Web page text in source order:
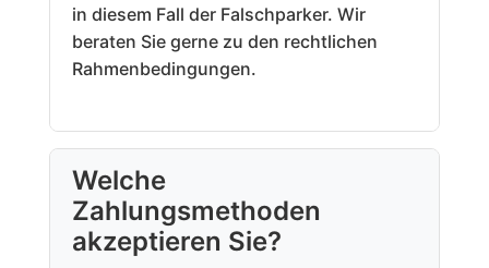
in diesem Fall der Falschparker. Wir
beraten Sie gerne zu den rechtlichen
Rahmenbedingungen.
Welche
Zahlungsmethoden
akzeptieren Sie?